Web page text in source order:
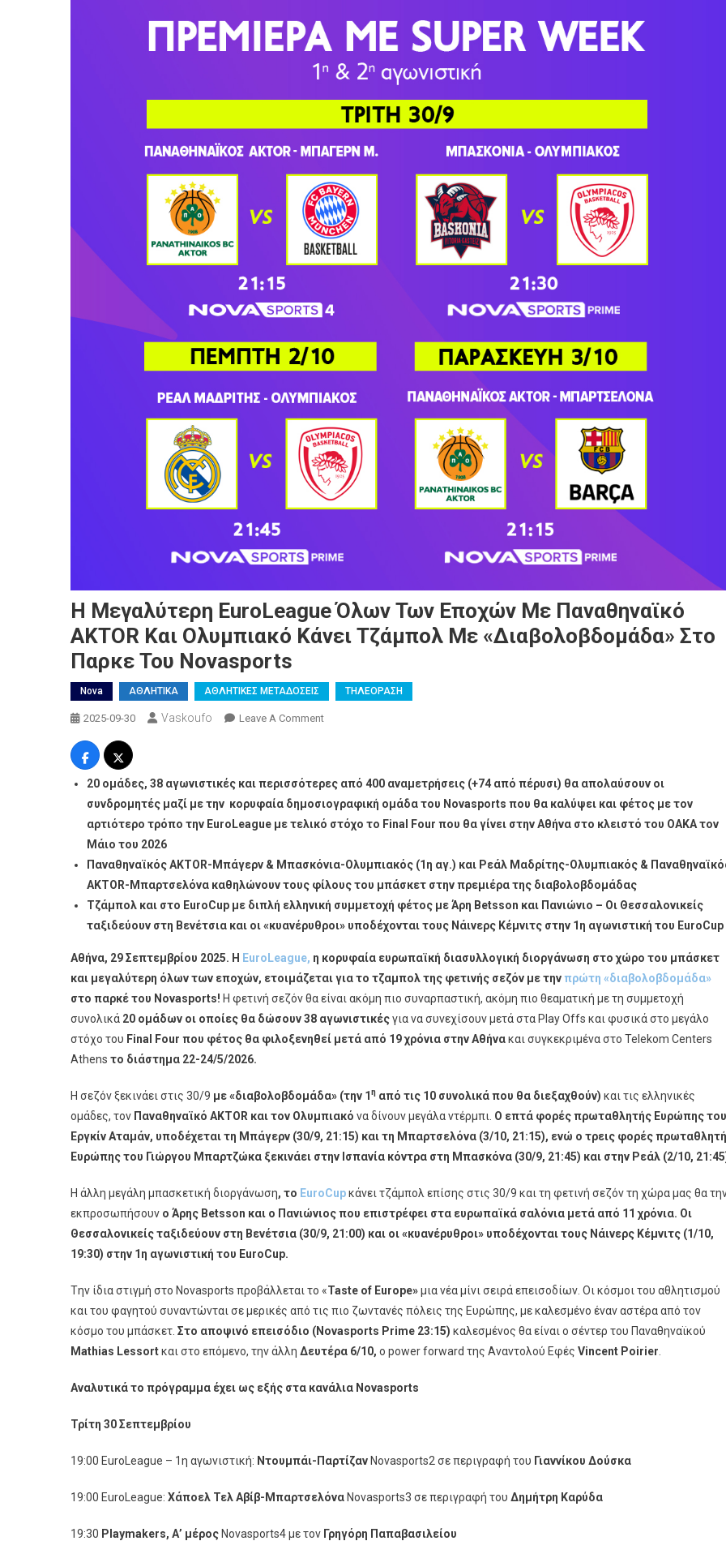
H Μεγαλύτερη EuroLeague Όλων Των Εποχών Με Παναθηναϊκό
AKTOR Και Ολυμπιακό Κάνει Τζάμπολ Με «διαβολοβδομάδα» Στο
Παρκε Του Novasports
Nova ΑΘΛΗΤΙΚΑ ΑΘΛΗΤΙΚΕΣ ΜΕΤΑΔΟΣΕΙΣ ΤΗΛΕΟΡΑΣΗ
2025-09-30 Vaskoufo Leave A CommentOn
Όλων
Των
Εποχών
Παναθηναϊκό
AKTOR
Και
Ολυμπιακό
Τζάμπολ
Με
«διαβολοβδομάδα»
Στο
Παρκε
20 ομάδες, 38 αγωνιστικές και περισσότερες από 400 αναμετρήσεις (+74 από πέρυσι) θα απολαύσουν οι
συνδρομητές μαζί με την κορυφαία δημοσιογραφική ομάδα του Novasports που θα καλύψει και φέτος με τον
αρτιότερο τρόπο την EuroLeague με τελικό στόχο το Final Four που θα γίνει στην Αθήνα στο κλειστό του ΟΑΚΑ τον
Μάιο του 2026
Παναθηναϊκός AKTOR-Μπάγερν & Μπασκόνια-Ολυμπιακός (1η αγ.) και Ρεάλ Μαδρίτης-Ολυμπιακός &
AKTOR-Μπαρτσελόνα καθηλώνουν τους φίλους του μπάσκετ στην πρεμιέρα της διαβολοβδομάδας
Τζάμπολ και στο EuroCup με διπλή ελληνική συμμετοχή φέτος με Άρη Betsson και Πανιώνιο – Οι Θεσσαλονικείς
ταξιδεύουν στη Βενέτσια και οι «κυανέρυθροι» υποδέχονται τους Νάινερς Κέμνιτς στην 1η αγωνιστική του EuroCup
Αθήνα, 29 Σεπτεμβρίου 2025. Η EuroLeague, η κορυφαία ευρωπαϊκή διασυλλογική διοργάνωση στο χώρο του μπάσκετ
και μεγαλύτερη όλων των εποχών, ετοιμάζεται για το τζαμπολ της φετινής σεζόν με τηνπρώτη «διαβολοβδομάδα»
στο παρκέ του Novasports! Η φετινή σεζόν θα είναι ακόμη πιο συναρπαστική, ακόμη πιο θεαματική με τη συμμετοχή
συνολικά 20 ομάδων οι οποίες θα δώσουν 38 αγωνιστικέςγια να συνεχίσουν μετά στα Play Offs και φυσικά στο μεγάλο
στόχο του Final Four που φέτος θα φιλοξενηθεί μετά από 19 χρόνια στην Αθήνακαι συγκεκριμένα στο Telekom Centers
Athens το διάστημα 22-24/5/2026.
Η σεζόν ξεκινάει στις 30/9 με «διαβολοβδομάδα» (την 1 η από τις 10 συνολικά που θα διεξαχθούν) και τις ελληνικές
ομάδες, τον Παναθηναϊκό AKTOR και τον Ολυμπιακό να δίνουν μεγάλα ντέρμπι. Ο επτά φορές πρωταθλητής Ευρώπης του
Εργκίν Αταμάν, υποδέχεται τη Μπάγερν (30/9, 21:15) και τη Μπαρτσελόνα (3/10, 21:15), ενώ ο τρεις φορές
Ευρώπης του Γιώργου Μπαρτζώκα ξεκινάει στην Ισπανία κόντρα στη Μπασκόνα (30/9, 21:45) και στην Ρεάλ (2/10,
Η άλλη μεγάλη μπασκετική διοργάνωση, το EuroCupκάνει τζάμπολ επίσης στις 30/9 και τη φετινή σεζόν τη χώρα μας θα
εκπροσωπήσουν ο Άρης Betsson και ο Πανιώνιος που επιστρέφει στα ευρωπαϊκά σαλόνια μετά από 11 χρόνια. Οι
Θεσσαλονικείς ταξιδεύουν στη Βενέτσια (30/9, 21:00) και οι «κυανέρυθροι» υποδέχονται τους Νάινερς Κέμνιτς (1/10,
19:30) στην 1η αγωνιστική του EuroCup.
Tην ίδια στιγμή στο Novasports προβάλλεται το «Taste of Europe»μια νέα μίνι σειρά επεισοδίων. Οι κόσμοι του αθλητισμού
και του φαγητού συναντώνται σε μερικές από τις πιο ζωντανές πόλεις της Ευρώπης, με καλεσμένο έναν αστέρα από τον
κόσμο του μπάσκετ. Στο αποψινό επεισόδιο (Novasports Prime 23:15) καλεσμένος θα είναι ο σέντερ του Παναθηναϊκού
Mathias Lessortκαι στο επόμενο, την άλλη Δευτέρα 6/10, o power forward της Αναντολού Εφές Vincent Poirier
Αναλυτικά το πρόγραμμα έχει ως εξής στα κανάλια Novasports
Τρίτη 30 Σεπτεμβρίου
19:00 EuroLeague – 1η αγωνιστική: Ντουμπάι-Παρτίζαν Novasports2 σε περιγραφή του Γιαννίκου Δούσκα
19:00 EuroLeague: Χάποελ Τελ Αβίβ-Μπαρτσελόνα Novasports3 σε περιγραφή του Δημήτρη Καρύδα
19:30 Playmakers, Α’ μέρος Novasports4 με τον Γρηγόρη Παπαβασιλείου